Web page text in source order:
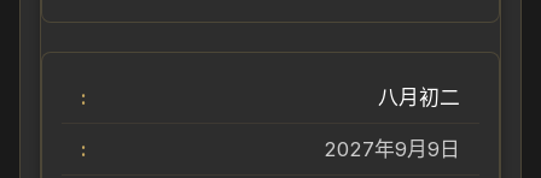
八月初二
2027年9月9日